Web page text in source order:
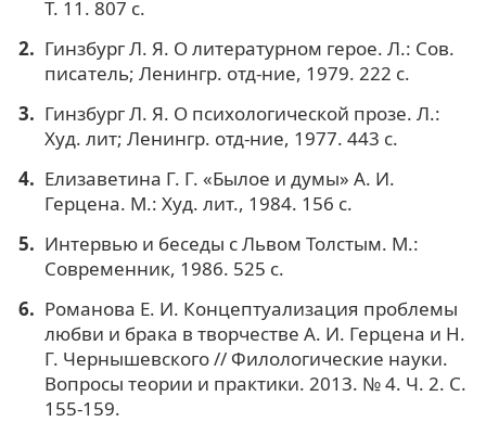
Т. 11. 807 с.
Гинзбург Л. Я. О литературном герое. Л.: Сов.
писатель; Ленингр. отд-ние, 1979. 222 с.
Гинзбург Л. Я. О психологической прозе. Л.:
Худ. лит; Ленингр. отд-ние, 1977. 443 с.
Елизаветина Г. Г. «Былое и думы» А. И.
Герцена. М.: Худ. лит., 1984. 156 с.
Интервью и беседы с Львом Толстым. М.:
Современник, 1986. 525 с.
Романова Е. И. Концептуализация проблемы
любви и брака в творчестве А. И. Герцена и Н.
Г. Чернышевского // Филологические науки.
Вопросы теории и практики. 2013. № 4. Ч. 2. С.
155-159.